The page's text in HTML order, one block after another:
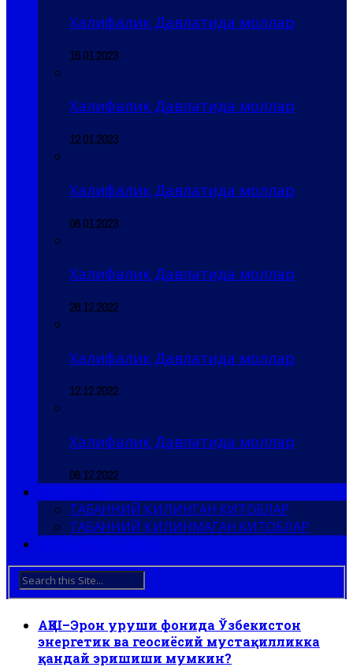
Халифалик Давлатида моллар
15.01.2023
Халифалик Давлатида моллар
12.01.2023
Халифалик Давлатида моллар
06.01.2023
Халифалик Давлатида моллар
28.12.2022
Халифалик Давлатида моллар
12.12.2022
Халифалик Давлатида моллар
06.12.2022
ТАБАННИЙ ҚИЛИНГАН КИТОБЛАР
ТАБАННИЙ ҚИЛИНМАГАН КИТОБЛАР
АҚШ–Эрон уруши фонида Ўзбекистон
энергетик ва геосиёсий мустақилликка
қандай эришиши мумкин?